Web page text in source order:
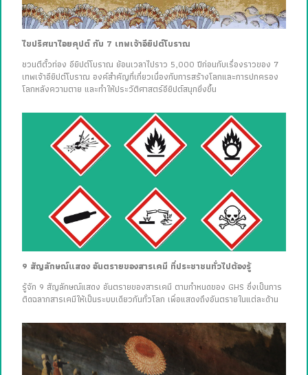
ไขปริศนาไอยคุปต์ กับ 7 เทพเจ้าอียิปต์โบราณ
ชวนตีตั๋วท่อง อียิปต์โบราณ ย้อนเวลาไปราว 5,000 ปีก่อนกับเรื่องราวของ 7
เทพเจ้าอียิปต์โบราณ องค์สำคัญที่เกี่ยวเนื่องกับการสร้างโลกและการปกครอง
โลกหลังความตาย และทำให้ประวัติศาสตร์อียิปต์สนุกยิ่งขึ้น
9 สัญลักษณ์แสดง อันตรายของสารเคมี ที่ประชาชนทั่วไปต้องรู้
รู้จัก 9 สัญลักษณ์แสดง อันตรายของสารเคมี ตามกำหนดของ GHS ซึ่งเป็นการ
ติดฉลากสารเคมีให้เป็นระบบเดียวกันทั่วโลก เพื่อแสดงถึงอันตรายในแต่ละด้าน